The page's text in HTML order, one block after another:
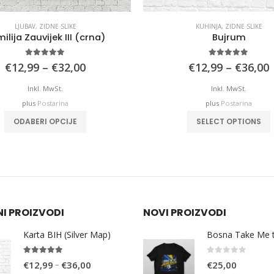
KUHINJA ,ZIDNE SLIKE
Bujrum
€12,99 – €36,00Price
Inkl. MwSt.
plus Postarina
SELECT OPTIONS
ZIDNE SLIKE
Merak
€12,99 – €32,00
Inkl. MwSt.
plus Postarina
SELECT OPTIONS
PROIZVODI
Karta BIH (Silver Map)
€12,99 – €36,00
NOVI PROIZVODI
€25,00